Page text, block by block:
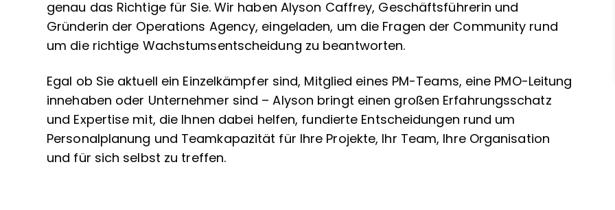
genau das Richtige für Sie. Wir haben Alyson Caffrey, Geschäftsführerin und
Gründerin der Operations Agency, eingeladen, um die Fragen der Community rund
um die richtige Wachstumsentscheidung zu beantworten.
Egal ob Sie aktuell ein Einzelkämpfer sind, Mitglied eines PM-Teams, eine PMO-Leitung
innehaben oder Unternehmer sind – Alyson bringt einen großen Erfahrungsschatz
und Expertise mit, die Ihnen dabei helfen, fundierte Entscheidungen rund um
Personalplanung und Teamkapazität für Ihre Projekte, Ihr Team, Ihre Organisation
und für sich selbst zu treffen.